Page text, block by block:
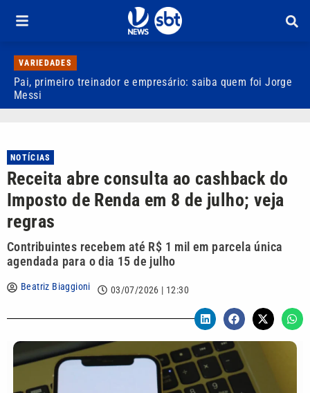
VARIEDADES
Pai, primeiro treinador e empresário: saiba quem foi Jorge
Messi
NOTÍCIAS
Receita abre consulta ao cashback do
Imposto de Renda em 8 de julho; veja
regras
Contribuintes recebem até R$ 1 mil em parcela única
agendada para o dia 15 de julho
Beatriz Biaggioni 03/07/2026 | 12:30